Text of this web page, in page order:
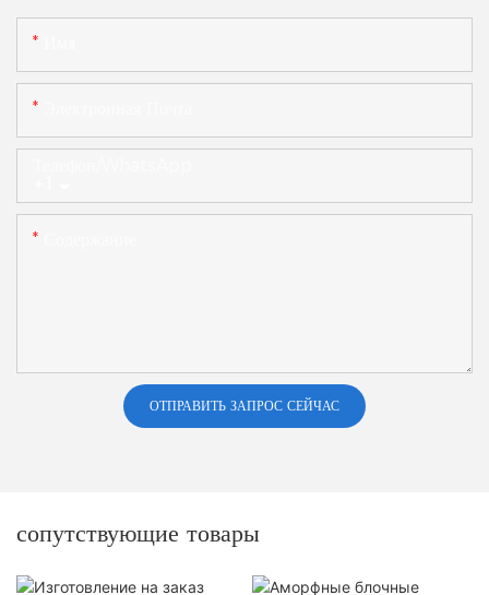
ОТПРАВИТЬ ЗАПРОС СЕЙЧАС
сопутствующие товары